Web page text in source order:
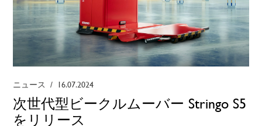
ニュース / 16.07.2024
次世代型ビークルムーバー Stringo S5
をリリース